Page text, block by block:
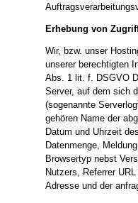
Erhebung von
Wir, bzw. unser
unserer berechtigten
Abs. 1 lit. f. DSGVO
Server, auf dem sich
(sogenannte
gehören Name der
Datum und Uhrzeit
Datenmenge,
Browsertyp nebst
Nutzers, Referrer
Adresse und der